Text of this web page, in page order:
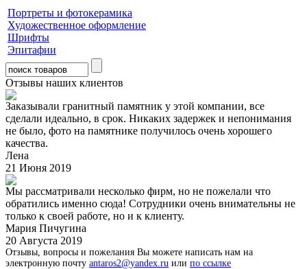
Портреты и фотокерамика
Художественное оформление
Шрифты
Эпитафии
Отзывы наших клиентов
Заказывали гранитный памятник у этой компании, все
сделали идеально, в срок. Никаких задержек и непонимания
не было, фото на памятнике получилось очень хорошего
качества.
Лена
21 Июня 2019
Мы рассматривали несколько фирм, но не пожелали что
обратились именно сюда! Сотрудники очень внимательны не
только к своей работе, но и к клиенту.
Мария Пичугина
20 Августа 2019
Отзывы, вопросы и пожелания Вы можете написать нам на
электронную почту antaros2@yandex.ru или по ссылке